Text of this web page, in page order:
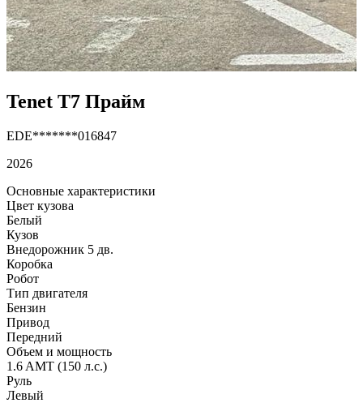
Tenet T7 Прайм
EDE*******016847
2026
Основные характеристики
Цвет кузова
Белый
Кузов
Внедорожник 5 дв.
Коробка
Робот
Тип двигателя
Бензин
Привод
Передний
Объем и мощность
1.6 AMT (150 л.с.)
Руль
Левый